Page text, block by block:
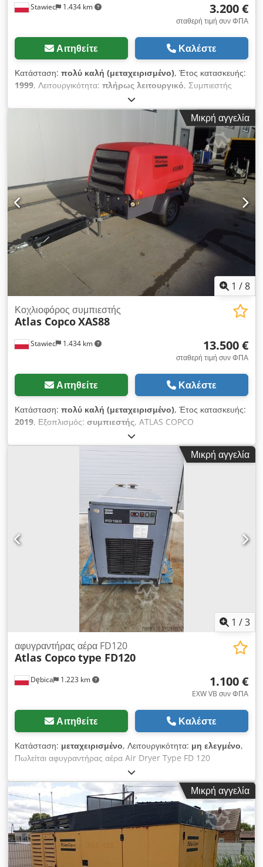
Stawiec 1.434 km 3.200 €
σταθερή τιμή συν ΦΠΑ
Αιτηθείτε Καλέστε
Κατάσταση: πολύ καλή (μεταχειρισμένο), Έτος κατασκευής:
1999, Λειτουργικότητα: πλήρως λειτουργικό, Συμπιεστής
DIESEL ATLAS COPCO XAS46DD μετά από σέρβις!!! Ο
συμπιεστής είναι καταχωρημένος στην Πολωνία. Τεχνικά
χαρακτηριστικά: απόδοση: 2,60 m3/λεπτό; πίεση εργασίας: 7
Bar; Chjdpfxox A T D Se Acwsa κινητήρας: DEUTZ F2M1011
ώρες λειτουργίας: 1355 h!!! Ο συμπιεστής είναι πλήρως
λειτουργικός, έτοιμος για εργασία, με εγγύηση. Καθαρή τιμή:
13.500 PLN Μικτή τιμή: 16.605 PLN
Μικρή αγγελία
1 /8
Stawiec 1.434 km
Κοχλιοφόρος συμπιεστής
Atlas CopcoXAS88
13.500 €
σταθερή τιμή συν ΦΠΑ
Αιτηθείτε Καλέστε
Κατάσταση: πολύ καλή (μεταχειρισμένο), Έτος κατασκευής:
2019, Εξοπλισμός: συμπιεστής, ATLAS COPCO
COMPRESSOR XAS88 5.2m3 2019 Chedpfx Acordf Swswea
DIESEL συμπιεστής ATLAS COPCO XAS 88 πλήρως
συντηρημένος Τεχνικά στοιχεία: χωρητικότητα 5,20 m3/min,
πίεση λειτουργίας 7 Bar, έτος παραγωγής 2019, Κινητήρας
KUBOTA χιλιομετρική απόσταση 1519h!!! συμπιεστή πλήρως
λειτουργικό καθαρή τιμή: 58800 zł μικτή τιμή: 72324 zł
Παρακάτω παρατίθεται σύνδεσμος σε ένα βίντεο που δείχνει τη
λειτουργία του μηχανήματος
Μικρή αγγελία
1 /3
Dębica 1.223 km
αφυγραντήρας αέρα FD120
Atlas Copcotype FD120
1.100 €
EXW VB συν ΦΠΑ
Αιτηθείτε Καλέστε
Κατάσταση: μεταχειρισμένο, Λειτουργικότητα: μη ελεγμένο,
Πωλείται αφυγραντήρας αέρα Air Dryer Type FD 120
3x380/415V; 50Hz Chjdpfx Acsyutnpjwea Αριθμός σειράς:
302210 Καθαρή τιμή: 1.100 ευρώ, συζητήσιμη.
Μικρή αγγελία